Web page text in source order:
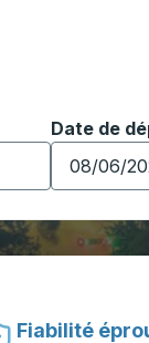
utilisez
pour
Date de
Tapez la
Fiabilité